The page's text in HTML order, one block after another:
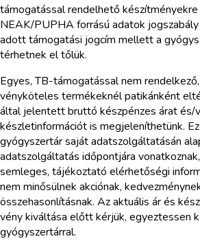
támogatással rendelhető készítményekre
NEAK/PUPHA forrású adatok
adott támogatási jogcím mellett a
térhetnek el tőlük.
Egyes, TB-támogatással nem
vényköteles termékeknél patikánként
által jelentett bruttó készpénzes árat és/
készletinformációt is megjeleníthetünk.
gyógyszertár saját adatszolgáltatásán
adatszolgáltatás időpontjára
semleges, tájékoztató elérhetőségi
nem minősülnek akciónak,
összehasonlításnak. Az aktuális ár és
vény kiváltása előtt kérjük, egyeztessen
gyógyszertárral.